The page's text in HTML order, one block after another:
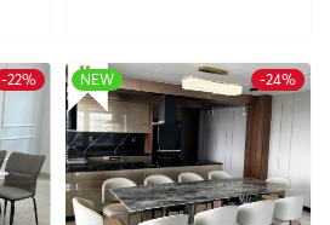
-22% -24%
NEW HOT